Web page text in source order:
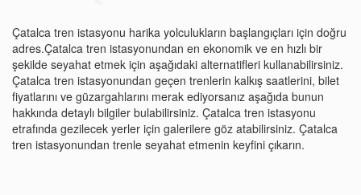
Çatalca tren istasyonu harika yolculukların başlangıçları için doğru
adres.Çatalca tren istasyonundan en ekonomik ve en hızlı bir
şekilde seyahat etmek için aşağıdaki alternatifleri kullanabilirsiniz.
Çatalca tren istasyonundan geçen trenlerin kalkış saatlerini, bilet
fiyatlarını ve güzargahlarını merak ediyorsanız aşağıda bunun
hakkında detaylı bilgiler bulabilirsiniz. Çatalca tren istasyonu
etrafında gezilecek yerler için galerilere göz atabilirsiniz. Çatalca
tren istasyonundan trenle seyahat etmenin keyfini çıkarın.